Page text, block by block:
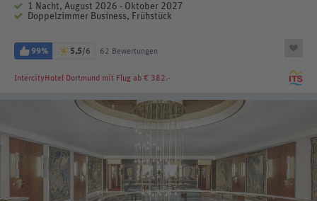
1 Nacht, August 2026 - Oktober 2027
Doppelzimmer Business, Frühstück
99% 5,5/6 62 Bewertungen
IntercityHotel Dortmund mit Flug ab € 382.-